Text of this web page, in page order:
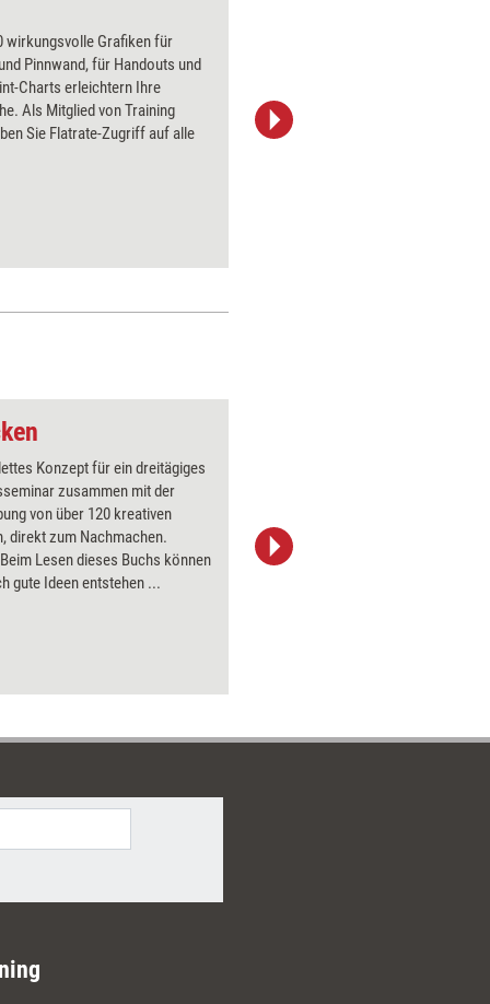
wirkungsvolle Grafiken für
Pinnwand, für Handouts und
Charts erleichtern Ihre
Als Mitglied von Training
Sie Flatrate-Zugriff auf alle
Konzept für ein dreitägiges
zusammen mit der
von über 120 kreativen
direkt zum Nachmachen.
Lesen dieses Buchs können
gute Ideen entstehen ...
managerSeminare Verlags GmbH